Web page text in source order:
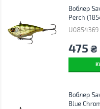
Воблер
Perch
U0854369
475 ₴
Воблер
Blue